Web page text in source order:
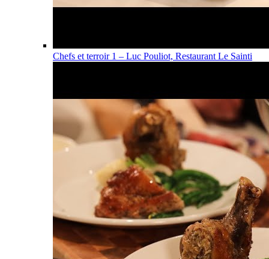
Chefs et terroir 1 – Luc Pouliot, Restaurant Le Sainti